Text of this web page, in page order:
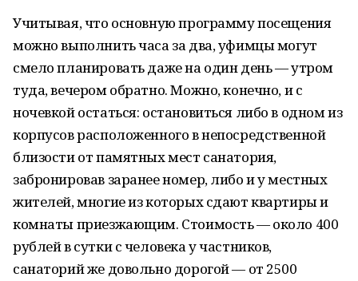
Учитывая, что основную программу посещения
можно выполнить часа за два, уфимцы могут
смело планировать даже на один день — утром
туда, вечером обратно. Можно, конечно, и с
ночевкой остаться: остановиться либо в одном из
корпусов расположенного в непосредственной
близости от памятных мест санатория,
забронировав заранее номер, либо и у местных
жителей, многие из которых сдают квартиры и
комнаты приезжающим. Стоимость — около 400
рублей в сутки с человека у частников,
санаторий же довольно дорогой — от 2500